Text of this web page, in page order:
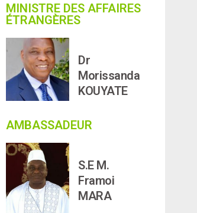
MINISTRE DES AFFAIRES
ÉTRANGÈRES
Dr
Morissanda
KOUYATE
AMBASSADEUR
S.E M.
Framoi
MARA